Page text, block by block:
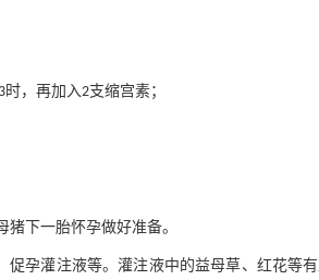
，再加入2支缩宫素；
下一胎怀孕做好准备。
促孕灌注液等。灌注液中的益母草、红花等